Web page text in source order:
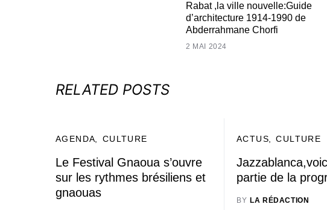
Rabat ,la ville nouvelle:Guide
d’architecture 1914-1990 de
Abderrahmane Chorfi
2 MAI 2024
RELATED POSTS
AGENDA CULTURE
Le Festival Gnaoua s’ouvre
sur les rythmes brésiliens et
gnaouas
ACTUS CULTURE
partie de la
BY LA RÉDACTION